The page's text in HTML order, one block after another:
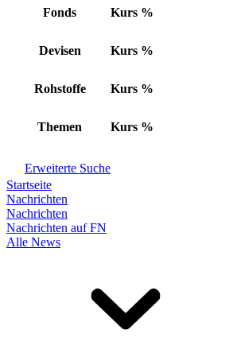
Fonds Kurs %
Devisen Kurs %
Rohstoffe Kurs %
Themen Kurs %
Erweiterte Suche
Startseite
Nachrichten
Nachrichten
Nachrichten auf FN
Alle News